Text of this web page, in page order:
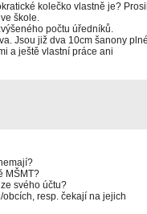
kolečko vlastně je?
škole.
počtu úředníků.
Jsou již dva 10cm šanony
a ještě vlastní práce ani
MŠMT?
svého účtu?
resp. čekají na jejich